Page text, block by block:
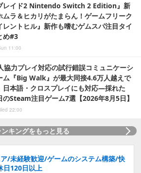
レイド2 Nintendo Switch 2 Edition』新
ムラ＆ヒカリがたまらん！ゲームフリーク
レントヒル』新作も嗜むゲムスパ注目タイ
め#3
11:00
協力プレイ対応の試行錯誤コミュニケーシ
ム『Big Walk』が最大同接4.6万人越えで
日本語・クロスプレイにも対応―採れた
のSteam注目ゲーム7選【2026年8月5日】
22:00
ンキングをもっと見る
/未経験歓迎/ゲームのシステム構築/快
日120日以上